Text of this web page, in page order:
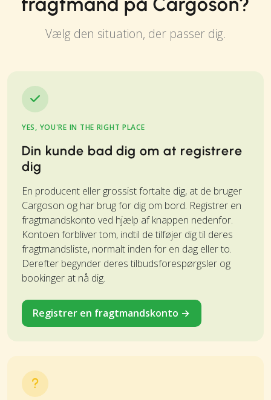
Vælg den situation, der passer dig.
YES, YOU'RE IN THE RIGHT PLACE
Din kunde bad dig om at registrere
dig
En producent eller grossist fortalte dig, at de bruger
Cargoson og har brug for dig om bord. Registrer en
fragtmandskonto ved hjælp af knappen nedenfor.
Kontoen forbliver tom, indtil de tilføjer dig til deres
fragtmandsliste, normalt inden for en dag eller to.
Derefter begynder deres tilbudsforespørgsler og
bookinger at nå dig.
Registrer en fragtmandskonto →